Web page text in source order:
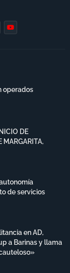
operados
DE
MARGARITA,
de servicios
en AD,
a Barinas y llama